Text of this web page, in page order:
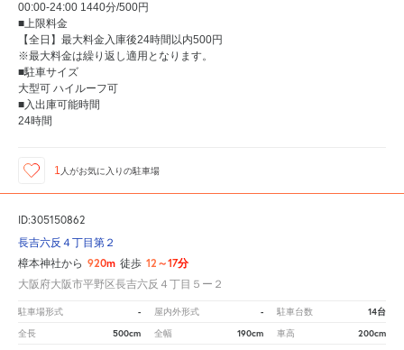
00:00-24:00 1440分/500円
■上限料金
【全日】最大料金入庫後24時間以内500円
※最大料金は繰り返し適用となります。
■駐車サイズ
大型可 ハイルーフ可
■入出庫可能時間
24時間
1 人がお気に入りの駐車場
ID:305150862
長吉六反４丁目第２
樟本神社から 920m 徒歩 12～17分
大阪府大阪市平野区長吉六反４丁目５ー２
駐車場形式 - 屋内外形式 - 駐車台数 14台
全長 500cm 全幅 190cm 車高 200cm